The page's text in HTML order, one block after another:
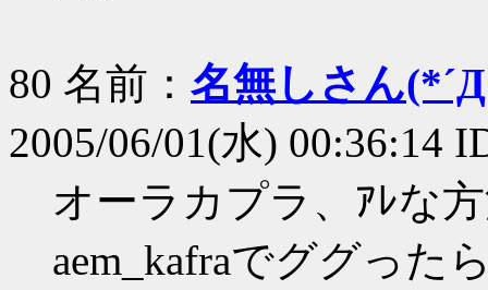
80 名前： 名無しさん
2005/06/01(水) 00:36:14
オーラカプラ、ｱﾚな
aem_kafraでググった